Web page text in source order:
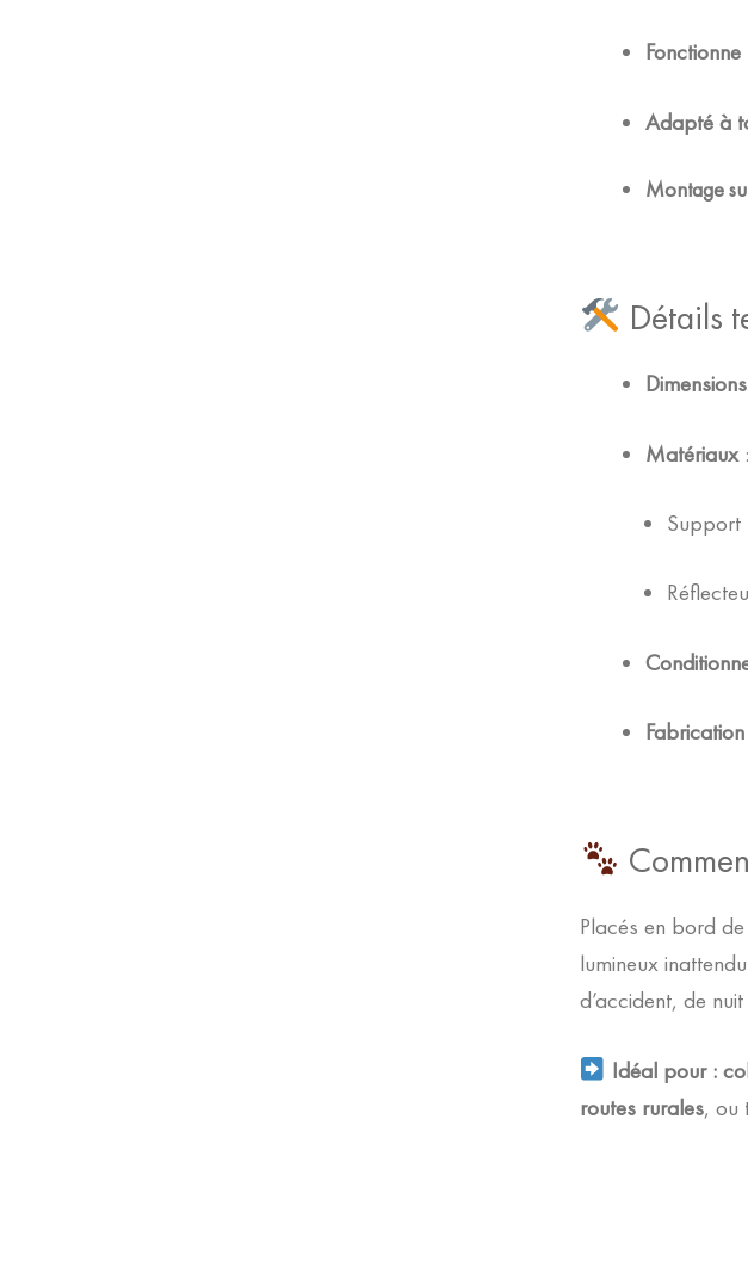
Adapté à
Montage
Détails
Dimensions
Matériaux
Support
Placés en bord
lumineux inattendu
d’accident, de
Idéal pour :
routes rurales, ou